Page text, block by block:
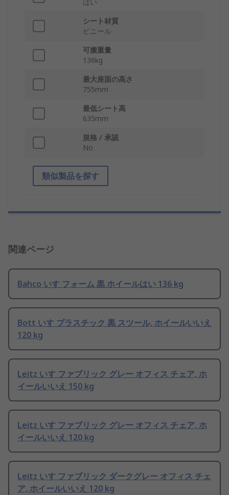
はい
シート材質
ビニール
可搬重量
136kg
最大座面の高さ
755mm
最低シート高
635mm
規格 / 承認
No
類似製品を探す
関連ページ
Bahco いす フォーム 黒 ホイールはい 136 kg
Bott いす プラスチック 黒 スツール, ホイールいいえ
120 kg
Leitz いす ファブリック グレー オフィス チェア, ホ
イールいいえ 150 kg
Leitz いす ファブリック グレー オフィス チェア, ホ
イールいいえ 120 kg
Leitz いす ファブリック ダークグレー オフィス チェ
ア, ホイールいいえ 120 kg